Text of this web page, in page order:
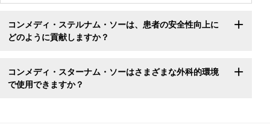
コンメディ・ステルナム・ソーは、患者の安全性向上に
どのように貢献しますか？
コンメディ・スターナム・ソーはさまざまな外科的環境
で使用できますか？